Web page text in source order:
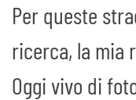
Per queste
ricerca, la mia
Oggi vivo di